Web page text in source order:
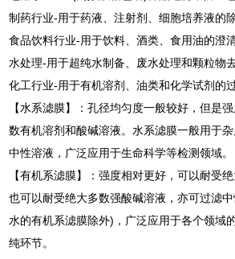
制药行业-用于药液、注射剂、细胞培养液的
食品饮料行业-用于饮料、酒类、食用油的澄
水处理-用于超纯水制备、废水处理和颗粒物去
化工行业-用于有机溶剂、油类和化学试剂的
【水系滤膜】：孔径均匀度一般较好，但是
数有机溶剂和酸碱溶液。水系滤膜一般用于
中性溶液，广泛应用于生命科学等检测领域。
【有机系滤膜】：强度相对更好，可以耐受
也可以耐受绝大多数强酸碱溶液，亦可过滤
水的有机系滤膜除外)，广泛应用于各个领域
纯环节。